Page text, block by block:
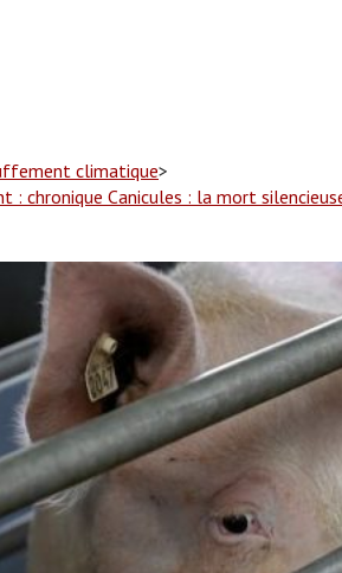
climatique>
: chronique Canicules : la mort